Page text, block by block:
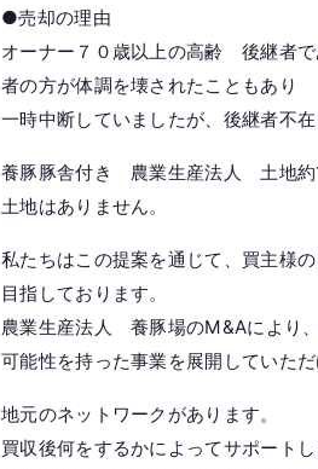
●売却の理由
オーナー７０歳以上の高齢 後継者
者の方が体調を壊されたこともあり
一時中断していましたが、後継者不
養豚豚舎付き 農業生産法人 土地約
土地はありません。
私たちはこの提案を通じて、買主様
目指しております。
農業生産法人 養豚場のM&Aにより
可能性を持った事業を展開していただ
地元のネットワークがあります。
買収後何をするかによってサポートし